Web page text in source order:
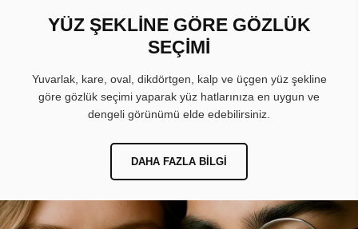
YÜZ ŞEKLİNE GÖRE GÖZLÜK
SEÇİMİ
Yuvarlak, kare, oval, dikdörtgen, kalp ve üçgen yüz şekline
göre gözlük seçimi yaparak yüz hatlarınıza en uygun ve
dengeli görünümü elde edebilirsiniz.
DAHA FAZLA BILGI